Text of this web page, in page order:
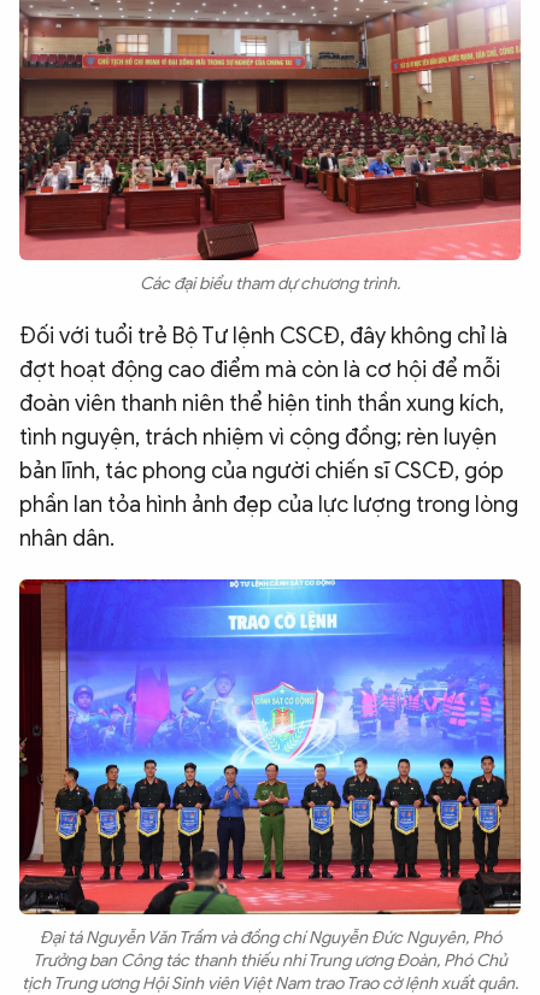
Các đại biểu tham dự chương trình.
Đối với tuổi trẻ Bộ Tư lệnh CSCĐ, đây không chỉ là
đợt hoạt động cao điểm mà còn là cơ hội để mỗi
đoàn viên thanh niên thể hiện tinh thần xung kích,
tình nguyện, trách nhiệm vì cộng đồng; rèn luyện
bản lĩnh, tác phong của người chiến sĩ CSCĐ, góp
phần lan tỏa hình ảnh đẹp của lực lượng trong lòng
nhân dân.
Đại tá Nguyễn Văn Trầm và đồng chí Nguyễn Đức Nguyên, Phó
Trưởng ban Công tác thanh thiếu nhi Trung ương Đoàn, Phó Chủ
tịch Trung ương Hội Sinh viên Việt Nam trao Trao cờ lệnh xuất quân.